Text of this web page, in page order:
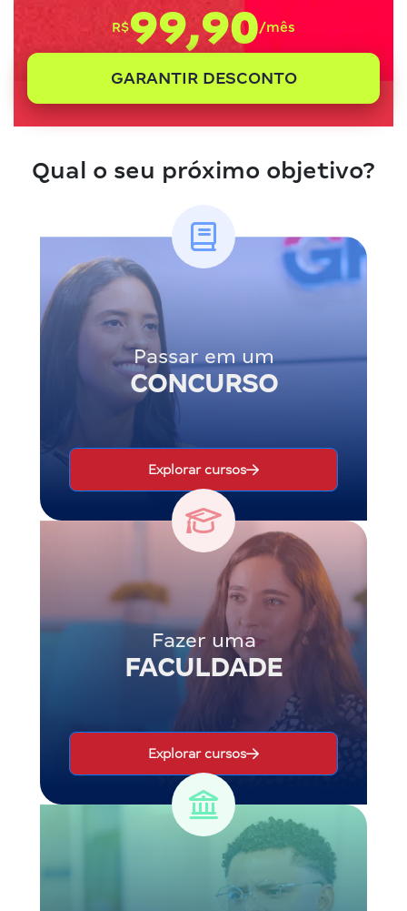
R$99,90/mês
GARANTIR DESCONTO
Qual o seu próximo objetivo?
Passar em um
CONCURSO
Explorar cursos
Fazer uma
FACULDADE
Explorar cursos